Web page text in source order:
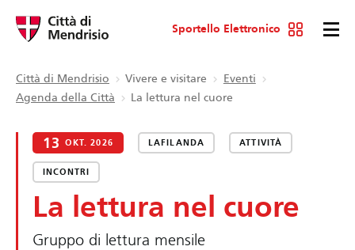
Sportello Elettronico
Città di Mendrisio Vivere e visitare
Eventi
Agenda della Città
La lettura nel cuore
13 OKT. 2026 LAFILANDA ATTIVITÀ
INCONTRI
La lettura nel cuore
Gruppo di lettura mensile